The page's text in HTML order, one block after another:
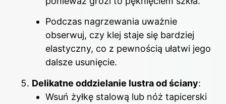
Podczas nagrzewania uważnie
obserwuj, czy klej staje się bardziej
elastyczny, co z pewnością ułatwi jego
dalsze usunięcie.
Delikatne oddzielanie lustra od ściany:
Wsuń żyłkę stalową lub nóż tapicerski